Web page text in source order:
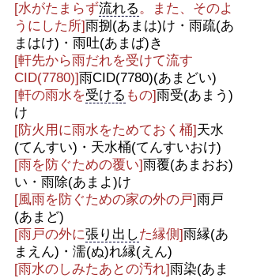
[水がたまらず流れる。また、そのよ
うにした所]雨捌(あまは)け・雨疏(あ
まはけ)・雨吐(あまば)き
[軒先から雨だれを受けて流す
CID(7780)]雨CID(7780)(あまどい)
[軒の雨水を受ける もの]雨受(あまう)
け
[防火用に雨水をためておく桶]天水
(てんすい)・天水桶(てんすいおけ)
[雨を防ぐための覆い]雨覆(あまおお)
い・雨除(あまよ)け
[風雨を防ぐための家の外の戸]雨戸
(あまど)
[雨戸の外に張り出した縁側]雨縁(あ
まえん)・濡(ぬ)れ縁(えん)
[雨水のしみたあとの汚れ]雨染(あま